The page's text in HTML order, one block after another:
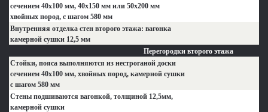
сечением 40х100 мм, 40х150 мм или 50х200 мм
хвойных пород, с шагом 580 мм
Внутренняя отделка стен второго этажа: вагонка
камерной сушки 12,5 мм
Перегородки второго этажа
Стойки, пояса выполняются из нестроганой доски
сечением 40х100 мм, хвойных пород, камерной сушки
с шагом 580 мм
Стены подшиваются вагонкой, толщиной 12,5мм,
камерной сушки